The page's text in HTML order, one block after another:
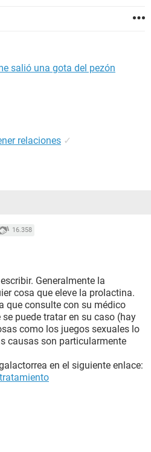
salió una gota del pezón
relaciones ✓
16.358
Generalmente la
cosa que eleve la prolactina.
que consulte con su médico
puede tratar en su caso (hay
como los juegos sexuales lo
causas son particularmente
en el siguiente enlace: